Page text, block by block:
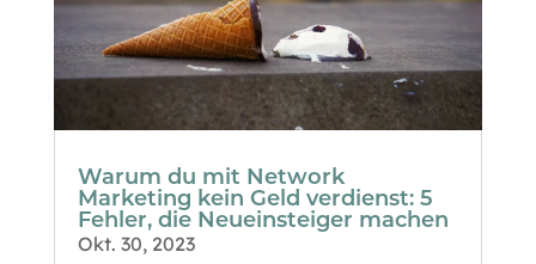
Warum du mit Network
Marketing kein Geld verdienst: 5
Fehler, die Neueinsteiger machen
Okt. 30, 2023